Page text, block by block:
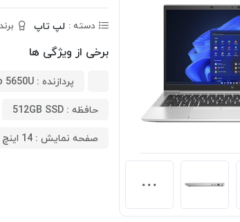
دسته : لپ تاپ
برخی از ویژگی ها
پردازنده : AMD Ryzen 5 Pro 5650U
حافظه : 512GB SSD
صفحه نمایش : 14 اینچ FULL HD